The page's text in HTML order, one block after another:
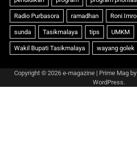
Copyright © 2026 e-magazine| Prime Mag by
WordPress.